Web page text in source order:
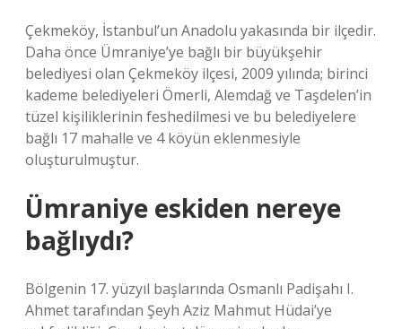
Çekmeköy, İstanbul’un Anadolu yakasında bir ilçedir.
Daha önce Ümraniye’ye bağlı bir büyükşehir
belediyesi olan Çekmeköy ilçesi, 2009 yılında; birinci
kademe belediyeleri Ömerli, Alemdağ ve Taşdelen’in
tüzel kişiliklerinin feshedilmesi ve bu belediyelere
bağlı 17 mahalle ve 4 köyün eklenmesiyle
oluşturulmuştur.
Ümraniye eskiden nereye
bağlıydı?
Bölgenin 17. yüzyıl başlarında Osmanlı Padişahı I.
Ahmet tarafından Şeyh Aziz Mahmut Hüdai’ye